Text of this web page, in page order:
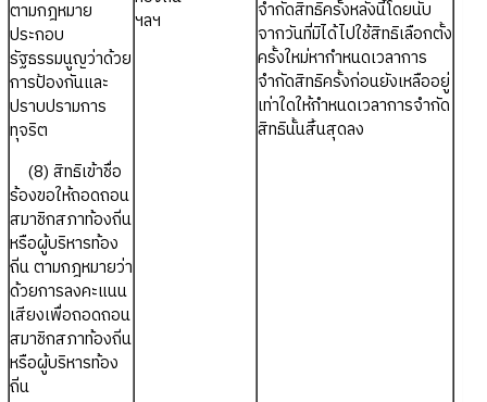
ตามกฎหมาย
ประกอบ
รัฐธรรมนูญว่าด้วย
การป้องกันและ
ปราบปรามการ
ทุจริต
(8) สิทธิเข้าชื่อ
ร้องขอให้ถอดถอน
สมาชิกสภาท้องถิ่น
หรือผู้บริหารท้อง
ถิ่น ตามกฎหมายว่า
ด้วยการลงคะแนน
เสียงเพื่อถอดถอน
สมาชิกสภาท้องถิ่น
หรือผู้บริหารท้อง
ถิ่น
ฯลฯ
จำกัดสิทธิครั้งหลังนี้โดยนับ
จากวันที่มิได้ไปใช้สิทธิเลือกตั้ง
ครั้งใหม่หากำหนดเวลาการ
จำกัดสิทธิครั้งก่อนยังเหลืออยู่
เท่าใดให้กำหนดเวลาการจำกัด
สิทธินั้นสิ้นสุดลง